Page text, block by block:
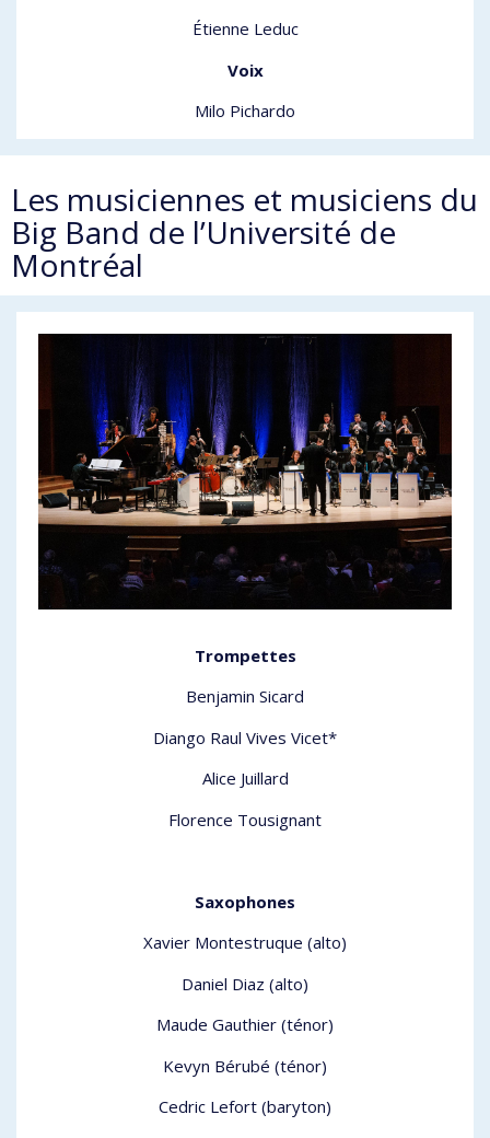
Étienne Leduc
Voix
Milo Pichardo
Les musiciennes et musiciens du
Big Band de l’Université de
Montréal
Trompettes
Benjamin Sicard
Diango Raul Vives Vicet*
Alice Juillard
Florence Tousignant
Saxophones
Xavier Montestruque (alto)
Daniel Diaz (alto)
Maude Gauthier (ténor)
Kevyn Bérubé (ténor)
Cedric Lefort (baryton)